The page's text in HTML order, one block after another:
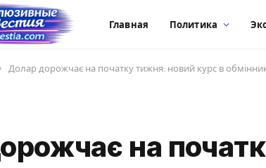
Главная Политика
Долар дорожчає на початку тижня: новий курс в
на